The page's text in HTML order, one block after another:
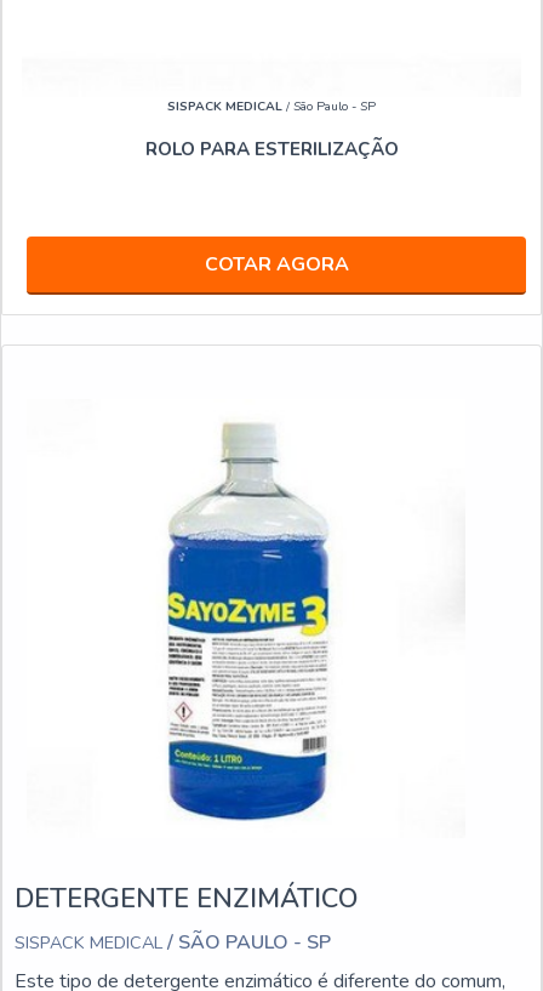
SISPACK MEDICAL / São Paulo - SP
ROLO PARA ESTERILIZAÇÃO
COTAR AGORA
DETERGENTE ENZIMÁTICO
SISPACK MEDICAL / SÃO PAULO - SP
Este tipo de detergente enzimático é diferente do comum,